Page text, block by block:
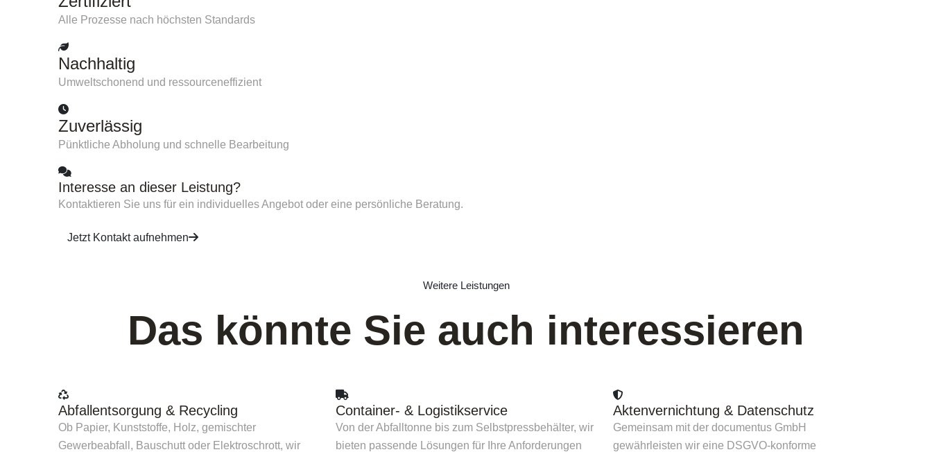
Alle Prozesse nach höchsten Standards
Nachhaltig
Umweltschonend und ressourceneffizient
Zuverlässig
Pünktliche Abholung und schnelle Bearbeitung
Interesse an dieser Leistung?
Kontaktieren Sie uns für ein individuelles Angebot oder eine persönliche Beratung.
Jetzt Kontakt aufnehmen
Weitere Leistungen
Das könnte Sie auch interessieren
Abfallentsorgung & Recycling
Ob Papier, Kunststoffe, Holz, gemischter
Gewerbeabfall, Bauschutt oder Elektroschrott, wir
Container- & Logistikservice
Von der Abfalltonne bis zum Selbstpressbehälter, wir
bieten passende Lösungen für Ihre Anforderungen
Aktenvernichtung & Datenschutz
Gemeinsam mit der documentus GmbH
gewährleisten wir eine DSGVO-konforme